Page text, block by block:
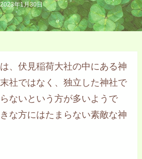
2023年1月30日
、伏見稲荷大社の中にある神
社ではなく、独立した神社で
ないという方が多いようで
な方にはたまらない素敵な神